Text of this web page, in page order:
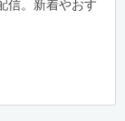
信。新着やおす